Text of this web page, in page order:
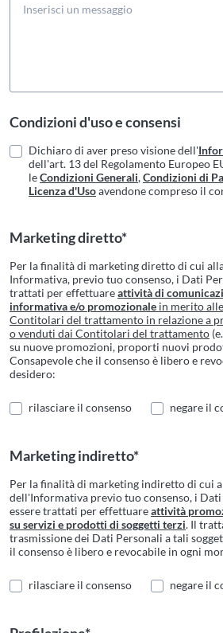
Condizioni d'uso e consensi
Dichiaro di aver preso visione dell'
dell'art. 13 del Regolamento Europeo
leCondizioni Generali,Condizioni di
Licenza d'Usoavendone compreso il
Marketing diretto*
Per la finalità di marketing diretto di cui
Informativa, previo tuo consenso, i Dati
trattati per effettuareattività di
informativa e/o promozionale in merito
Contitolari del trattamento in relazione a
o venduti dai Contitolari del trattamento
su nuove promozioni, proporti nuovi
Consapevole che il consenso è libero e
desidero:
rilasciare il consenso negare il
Marketing indiretto*
Per la finalità di marketing indiretto di cui
dell'Informativa previo tuo consenso, i
essere trattati per effettuareattività
su servizi e prodotti di soggetti terzi. Il
trasmissione dei Dati Personali a tali
il consenso è libero e revocabile in ogni
rilasciare il consenso negare il